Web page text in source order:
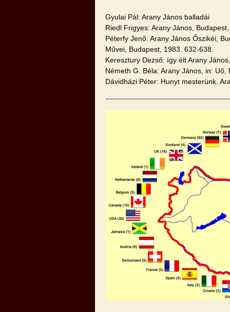
Gyulai Pál: Arany János balladái
Riedl Frigyes: Arany János,
Péterfy Jenő: Arany János Őszikéi,
Művei, Budapest, 1983. 632-638.
Keresztury Dezső: így élt Arany
Németh G. Béla: Arany János, in:
Dávidházi Péter: Hunyt mesterünk.